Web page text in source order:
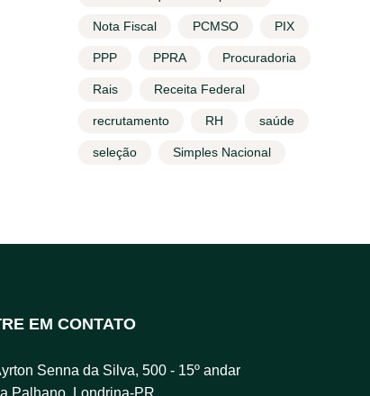
Nota Fiscal PCMSO PIX
PPP PPRA Procuradoria
Rais Receita Federal
recrutamento RH saúde
seleção Simples Nacional
EM CONTATO
Senna da Silva, 500 - 15º andar
Palhano, Londrina-PR